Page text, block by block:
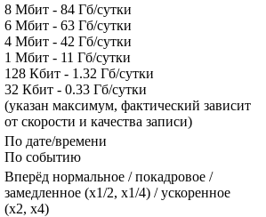
8 Мбит - 84 Гб/сутки
6 Мбит - 63 Гб/сутки
4 Мбит - 42 Гб/сутки
1 Мбит - 11 Гб/сутки
128 Кбит - 1.32 Гб/сутки
32 Кбит - 0.33 Гб/сутки
(указан максимум, фактический зависит
от скорости и качества записи)
По дате/времени
По событию
Вперёд нормальное / покадровое /
замедленное (х1/2, х1/4) / ускоренное
(х2, х4)